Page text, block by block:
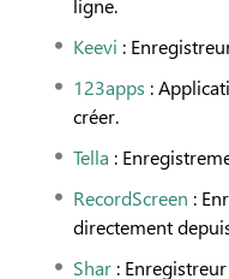
ligne.
Keevi :
123apps :
créer.
Tella :
RecordScreen :
directement
Shar : Enregistreur